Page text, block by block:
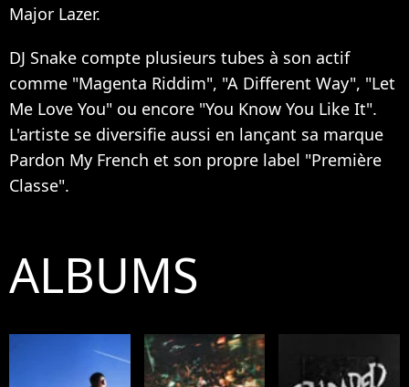
Major Lazer.
DJ Snake compte plusieurs tubes à son actif
comme "Magenta Riddim", "A Different Way", "Let
Me Love You" ou encore "You Know You Like It".
L'artiste se diversifie aussi en lançant sa marque
Pardon My French et son propre label "Première
Classe".
ALBUMS